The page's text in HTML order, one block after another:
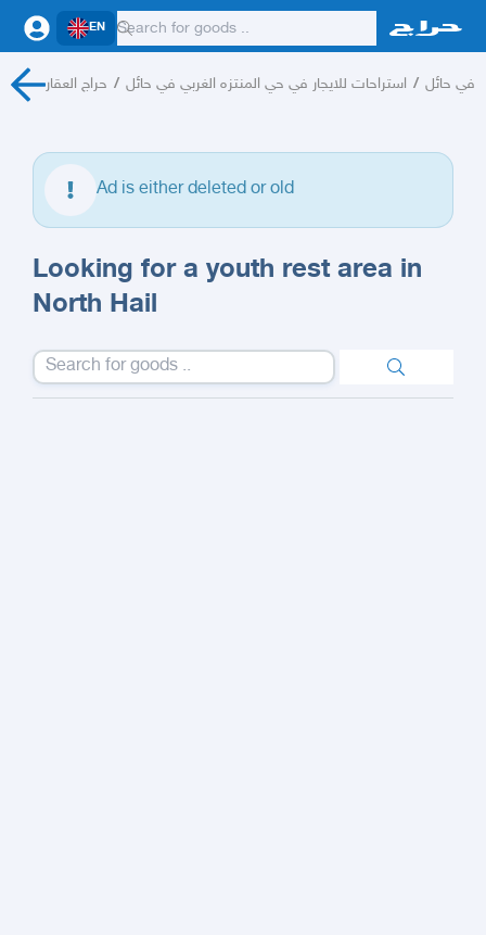
EN
حراج العقار / استراحات للايجار في حي المنتزه الغربي في حائل / في حائل
Ad is either deleted or old
Looking for a youth rest area in
North Hail